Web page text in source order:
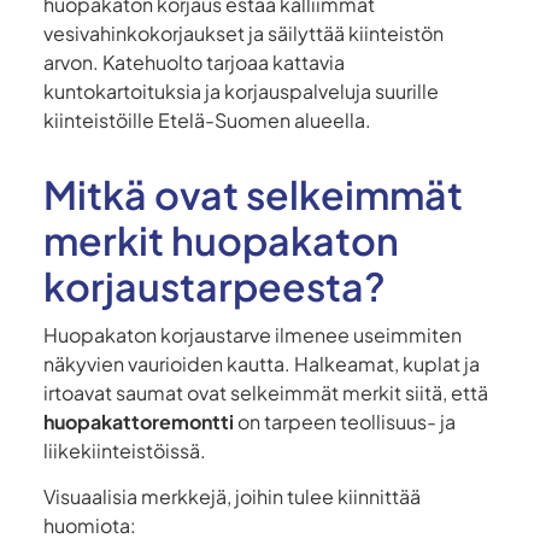
vesivahinkokorjaukset ja säilyttää kiinteistön
arvon. Katehuolto tarjoaa kattavia
kuntokartoituksia ja korjauspalveluja suurille
kiinteistöille Etelä-Suomen alueella.
Mitkä ovat selkeimmät
merkit huopakaton
korjaustarpeesta?
Huopakaton korjaustarve ilmenee useimmiten
näkyvien vaurioiden kautta. Halkeamat, kuplat ja
irtoavat saumat ovat selkeimmät merkit siitä, että
huopakattoremontti on tarpeen teollisuus- ja
liikekiinteistöissä.
Visuaalisia merkkejä, joihin tulee kiinnittää
huomiota: